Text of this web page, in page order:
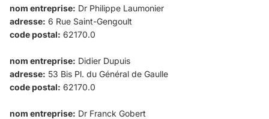
nom entreprise: Dr Philippe Laumonier
adresse: 6 Rue Saint-Gengoult
code postal: 62170.0
nom entreprise: Didier Dupuis
adresse: 53 Bis Pl. du Général de Gaulle
code postal: 62170.0
nom entreprise: Dr Franck Gobert